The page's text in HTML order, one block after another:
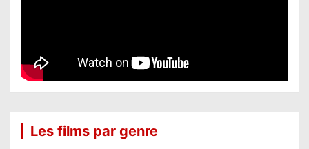
Les films par genre